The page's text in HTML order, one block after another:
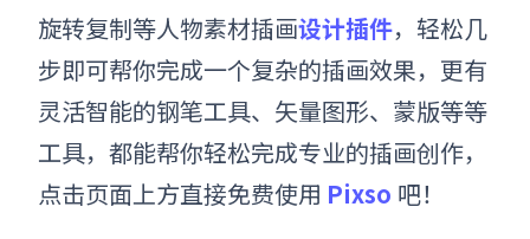
旋转复制等人物素材插画设计插件，轻松几
步即可帮你完成一个复杂的插画效果，更有
灵活智能的钢笔工具、矢量图形、蒙版等等
工具，都能帮你轻松完成专业的插画创作，
点击页面上方直接免费使用 Pixso 吧！